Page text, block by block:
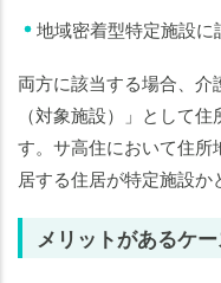
地域密着型特定施設に
両方に該当する場合、
（対象施設）」として
す。サ高住において住所
居する住居が特定施設か
メリットがあるケ